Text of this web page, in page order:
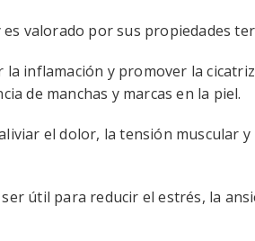
valorado por sus propiedades
inflamación y promover la
de manchas y marcas en la piel.
el dolor, la tensión muscular
útil para reducir el estrés, la